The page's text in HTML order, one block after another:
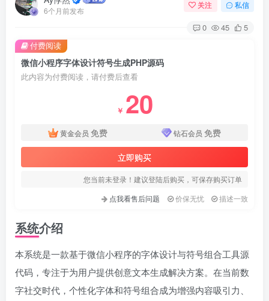
6个月前发布
关注 私信
0 45 5
微信小程序字体设计符号生成PHP源码
此内容为付费阅读，请付费后查看
￥ 20
黄金会员 免费 钻石会员 免费
立即购买
您当前未登录！建议登陆后购买，可保存购买订单
点我看售后问题
价保无忧 描述一致
付费阅读
系统介绍
本系统是一款基于微信小程序的字体设计与符号组合工具源
代码，专注于为用户提供创意文本生成解决方案。在当前数
字社交时代，个性化字体和符号组合成为增强内容吸引力、